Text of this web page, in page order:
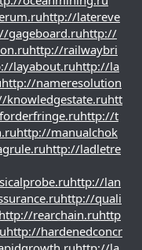
http://latereve
gageboard.ruhttp://
http://railwaybri
layabout.ruhttp://la
http://nameresolution
knowledgestate.ruhtt
http://t
http://manualchok
http://ladletre
http://lan
http://quali
http://rearchain.ruhttp
http://hardenedconcr